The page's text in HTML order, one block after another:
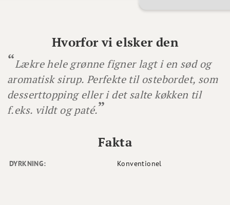
Hvorfor vi elsker den
Lækre hele grønne figner lagt i en sød og
aromatisk sirup. Perfekte til ostebordet, som
desserttopping eller i det salte køkken til
f.eks. vildt og paté.
DYRKNING: Konventionel
Fakta